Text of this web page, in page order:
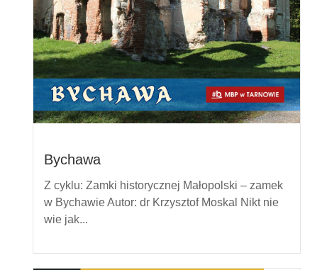
Bychawa
Z cyklu: Zamki historycznej Małopolski – zamek
w Bychawie Autor: dr Krzysztof Moskal Nikt nie
wie jak...